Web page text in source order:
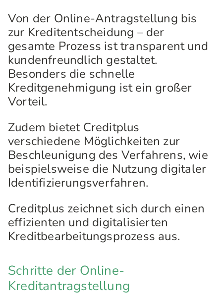
Von der Online-Antragstellung bis
zur Kreditentscheidung – der
gesamte Prozess ist transparent und
kundenfreundlich gestaltet.
Besonders die schnelle
Kreditgenehmigung ist ein großer
Vorteil.
Zudem bietet Creditplus
verschiedene Möglichkeiten zur
Beschleunigung des Verfahrens, wie
beispielsweise die Nutzung digitaler
Identifizierungsverfahren.
Creditplus zeichnet sich durch einen
effizienten und digitalisierten
Kreditbearbeitungsprozess aus.
Schritte der Online-
Kreditantragstellung